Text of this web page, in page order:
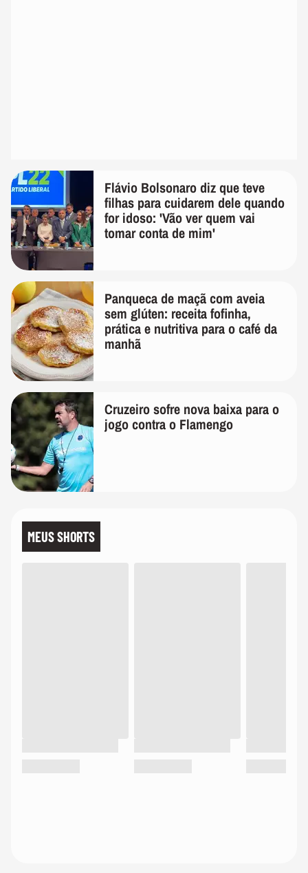
Flávio Bolsonaro diz que teve
filhas para cuidarem dele quando
for idoso: 'Vão ver quem vai
tomar conta de mim'
Panqueca de maçã com aveia
sem glúten: receita fofinha,
prática e nutritiva para o café da
manhã
Cruzeiro sofre nova baixa para o
jogo contra o Flamengo
MEUS SHORTS